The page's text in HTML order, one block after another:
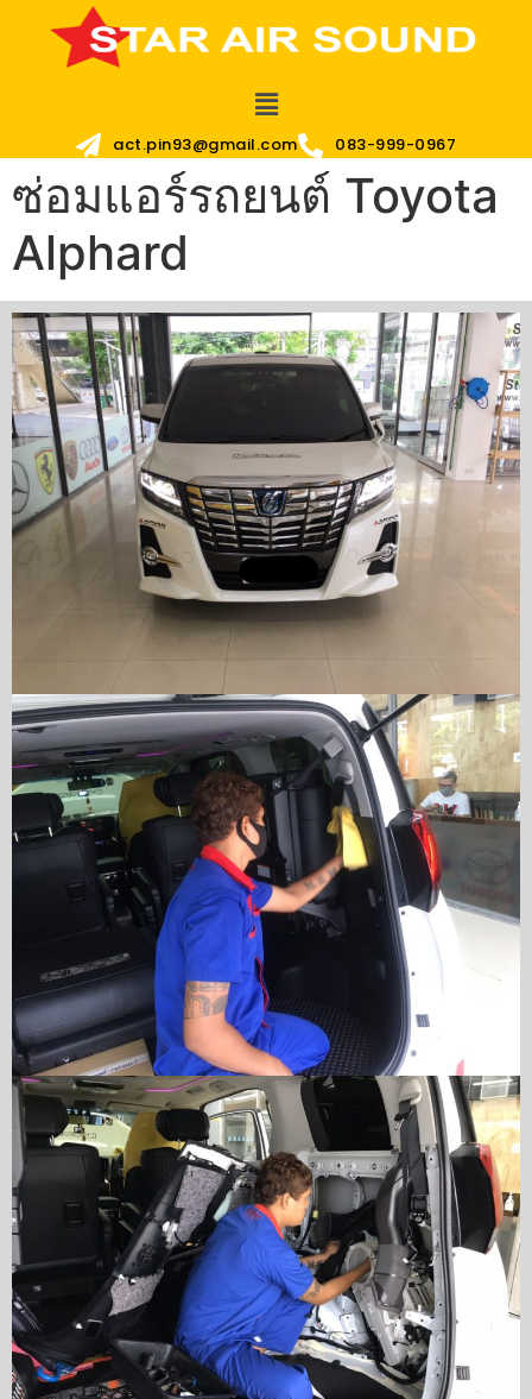
act.pin93@gmail.com 083-999-0967
ซ่อมแอร์รถยนต์ Toyota
Alphard